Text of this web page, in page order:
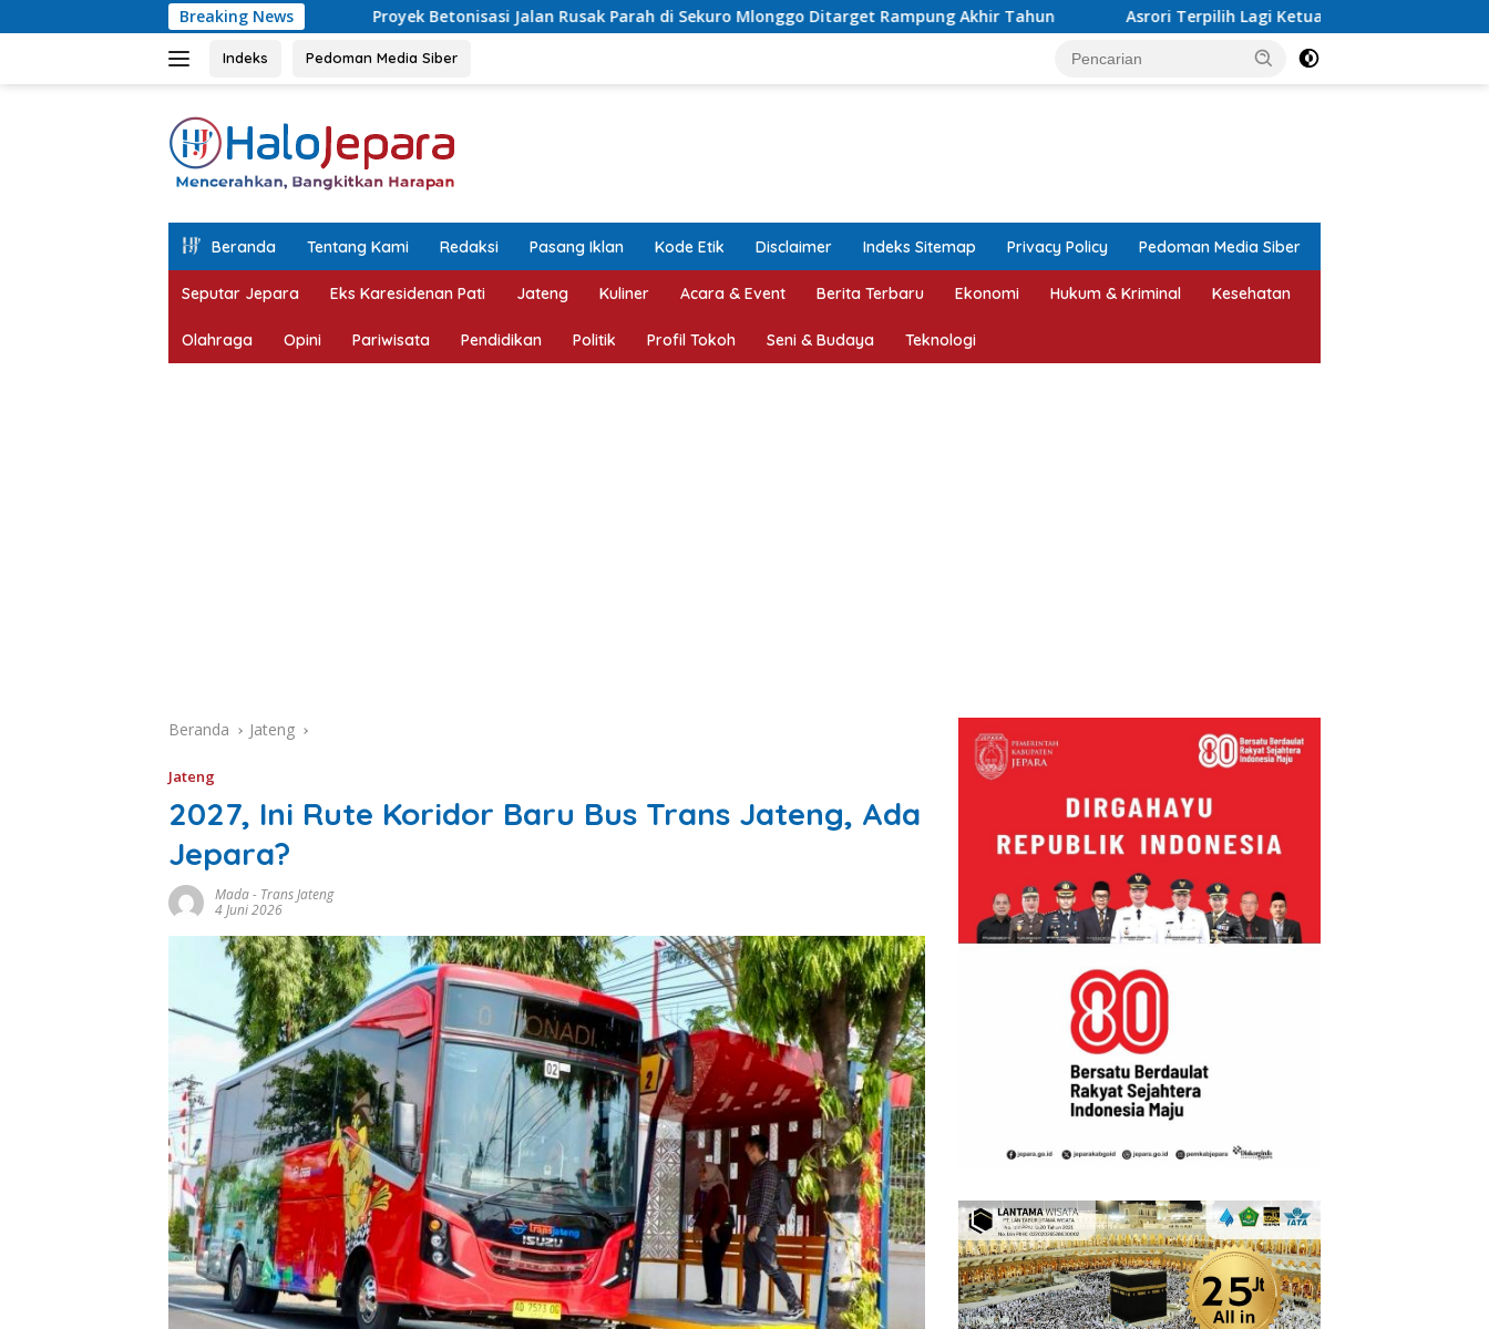
ke
Breaking News
Proyek Betonisasi Jalan Rusak Parah di Sekuro Mlonggo Ditarget Rampung Akhir Tahun Asrori Terpilih Lagi Ketua NPCI Jepara, Target Angkat Atlet Disabilitas
Indeks Pedoman Media Siber
Beranda Tentang Kami Redaksi Pasang Iklan Kode Etik Disclaimer Indeks Sitemap Privacy Policy Pedoman Media Siber
Seputar Jepara Eks Karesidenan Pati Jateng Kuliner Acara & Event Berita Terbaru Ekonomi Hukum & Kriminal Kesehatan
Olahraga Opini Pariwisata Pendidikan Politik Profil Tokoh Seni & Budaya Teknologi
Beranda Jateng
Jateng
2027, Ini Rute Koridor Baru Bus Trans Jateng, Ada
Jepara?
Mada- Trans Jateng
4 Juni 2026